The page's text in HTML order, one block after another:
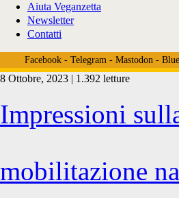
Aiuta Veganzetta
Newsletter
Contatti
Facebook- Telegram- Mastodon-
Tag:
<span>strage
8 Ottobre, 2023 | 1.392 letture
Impressioni
mobilitazione